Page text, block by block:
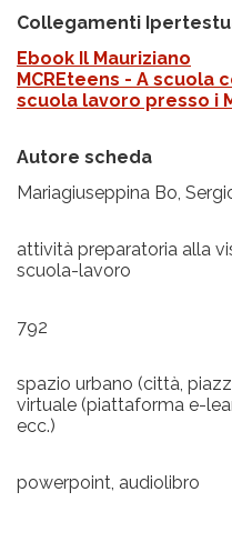
Collegamenti
Ebook Il Mauriziano
MCREteens - A
scuola lavoro presso i
Autore scheda
Mariagiuseppina Bo,
attività preparatoria alla
scuola-lavoro
792
spazio urbano (città,
virtuale (piattaforma e-
ecc.)
powerpoint, audiolibro